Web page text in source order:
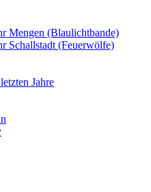
Mengen (Blaulichtbande)
Schallstadt (Feuerwölfe)
Jahre